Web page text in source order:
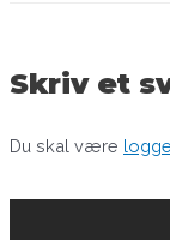
Skriv et
Du skal være